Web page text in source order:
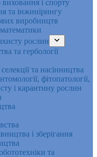
і спорту
та інжинірингу
виробництв
рослин
та гербології
та насінництва
фітопатології,
і карантину рослин
і зберігання
та